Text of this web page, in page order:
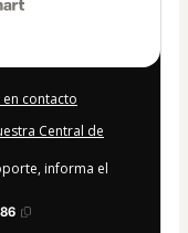
contacto
Central de
informa el